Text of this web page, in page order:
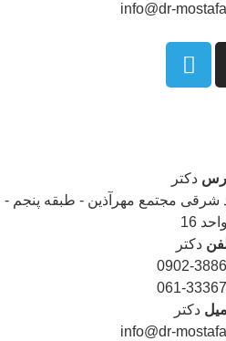
info@dr-
دکتر
مجتمع مهرآذین - طبقه پنجم -
16
دکتر
0902-
061-
دکتر
info@dr-